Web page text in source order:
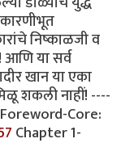
Chapter 1-